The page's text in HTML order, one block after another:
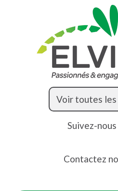
Voir toutes
Suivez-
Contactez